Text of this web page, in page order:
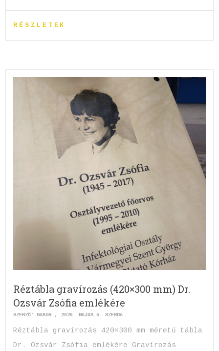
RÉSZLETEK
Réztábla gravírozás (420×300 mm) Dr.
Ozsvár Zsófia emlékére
SZERZŐ:GABOR 2026. MÁJUS 6. SZERDA
Réztábla gravírozás 420×300 mm méretű tábla
Dr. Ozsvár Zsófia emlékére Gravírozás